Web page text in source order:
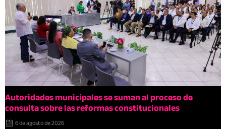
Autoridades municipales se suman al proceso de
consulta sobre las reformas constitucionales
6 de agosto de 2026